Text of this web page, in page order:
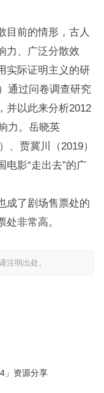
目前的情形，古人
力、广泛分散效
实际证明主义的研
通过问卷调查研究
并以此来分析2012
力。岳晓英
、贾冀川（2019）
电影“走出去”的广
成了剧场售票处的
非常高。
注明出处。
」资源分享